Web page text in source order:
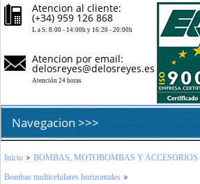
Atencion al cliente:
(+34) 959 126 868
L a S: 8:00 - 14:00h y 16:20 - 20:00h
Atencion por email:
delosreyes@delosreyes.es
Atención 24 horas
Navegacion >>>
Inicio
Inicio
BOMBAS, MOTOBOMBAS Y ACCESORIOS
Bombas multicelulares horizontales